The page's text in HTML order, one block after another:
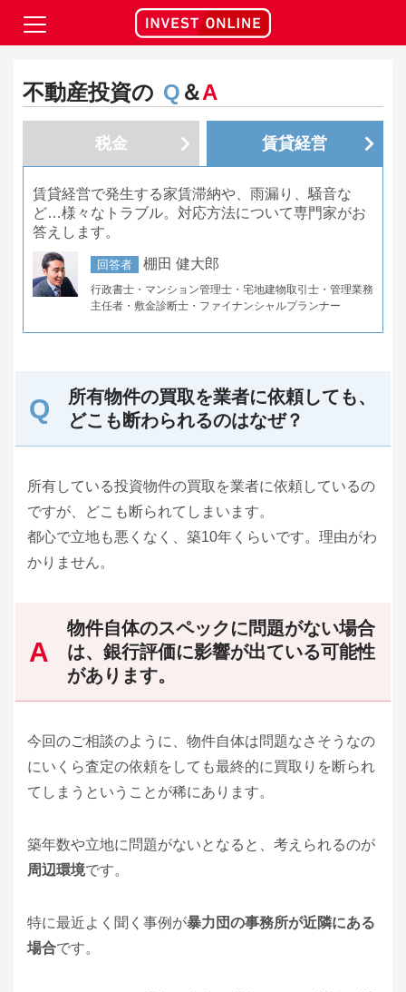
不動産投資の Q ＆A
税金 賃貸経営
賃貸経営で発生する家賃滞納や、雨漏り、騒音な
ど…様々なトラブル。対応方法について専門家がお
答えします。
回答者 棚田 健大郎
行政書士・マンション管理士・宅地建物取引士・管理業務
主任者・敷金診断士・ファイナンシャルプランナー
所有物件の買取を業者に依頼しても、
どこも断わられるのはなぜ？
所有している投資物件の買取を業者に依頼しているの
ですが、どこも断られてしまいます。
都心で立地も悪くなく、築10年くらいです。理由がわ
かりません。
物件自体のスペックに問題がない場合
は、銀行評価に影響が出ている可能性
があります。
今回のご相談のように、物件自体は問題なさそうなの
にいくら査定の依頼をしても最終的に買取りを断られ
てしまうということが稀にあります。
築年数や立地に問題がないとなると、考えられるのが
周辺環境です。
特に最近よく聞く事例が暴力団の事務所が近隣にある
場合です。